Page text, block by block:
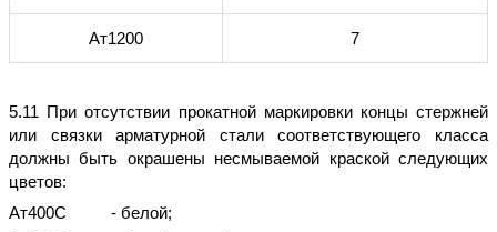
Ат1200 7
5.11 При отсутствии прокатной маркировки концы стержней
или связки арматурной стали соответствующего класса
должны быть окрашены несмываемой краской следующих
цветов:
Ат400С - белой;